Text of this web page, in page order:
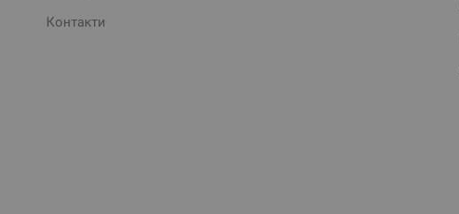
Контакти